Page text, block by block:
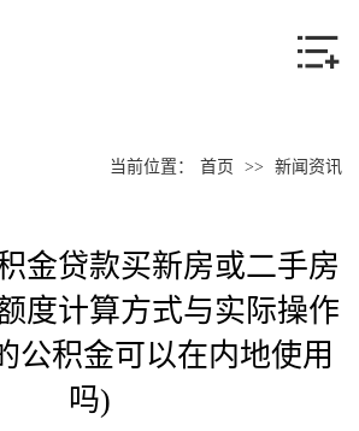
产品中心
联系我们
当前位置： 首页 >> 新闻资讯
金贷款买新房或二手房
度计算方式与实际操作
公积金可以在内地使用
吗)